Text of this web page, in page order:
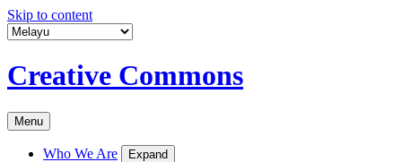
Skip to content
Creative Commons
Menu
Who We Are Expand